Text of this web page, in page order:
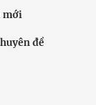
mới
đề